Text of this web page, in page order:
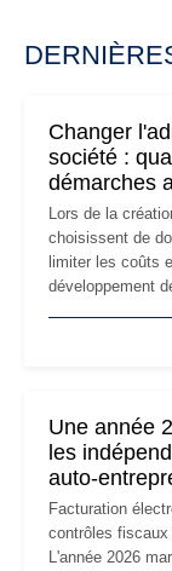
Changer
société :
démarches
Lors de la
choisissent de
limiter les coûts
développement
professionnels,
Une année
les
auto-
Facturation
contrôles
L'année 2026